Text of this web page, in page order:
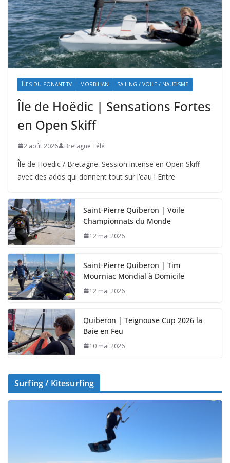
ÎLES DU PONANT TV MORBIHAN SAILING / VOILE / NAUTISME
Île de Hoëdic | Sensations Fortes
en Open Skiff
2 août 2026 Bretagne Télé
Île de Hoëdic / Bretagne. Session intense en Open Skiff
avec des ados qui donnent tout sur l’eau ! Entre
Saint-Pierre Quiberon | Voile
Championnats du Monde
12 mai 2026
Saint-Pierre Quiberon | Tim
Mourniac Mondial à Domicile
12 mai 2026
Quiberon | Teignouse Cup 2026 la
Baie en Feu
10 mai 2026
Surfing / Kitesurfing